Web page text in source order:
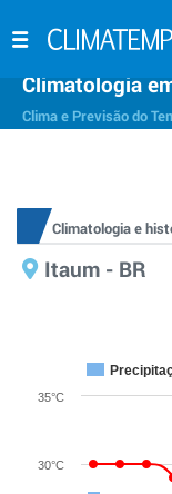
Climatologia
Clima e Previsão do
Climatologia e
Itaum - BR
30°C
35°C